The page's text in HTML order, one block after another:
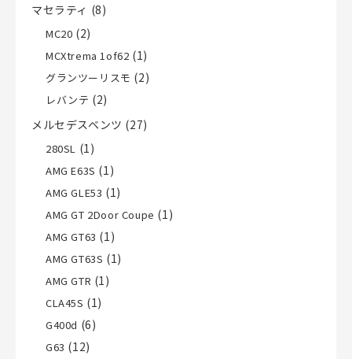
マセラティ (8)
MC20 (2)
MCXtrema 1of62 (1)
グランツーリスモ (2)
レバンテ (2)
メルセデスベンツ (27)
280SL (1)
AMG E63S (1)
AMG GLE53 (1)
AMG GT 2Door Coupe (1)
AMG GT63 (1)
AMG GT63S (1)
AMG GTR (1)
CLA45S (1)
G400d (6)
G63 (12)